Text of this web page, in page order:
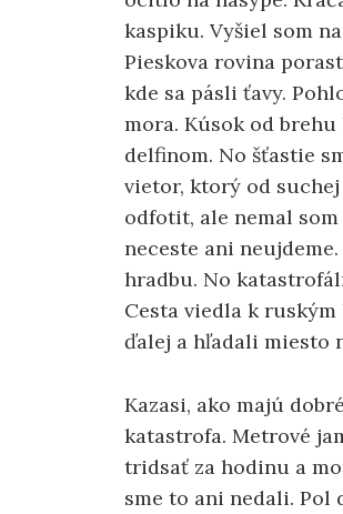
kaspiku. Vyšiel som
Pieskova rovina
kde sa pásli ťavy.
mora. Kúsok od
delfinom. No šťastie
vietor, ktorý od
odfotit, ale nemal
neceste ani
hradbu. No
Cesta viedla k
ďalej a hľadali miesto
Kazasi, ako majú
katastrofa. Metrové
tridsať za hodinu a
sme to ani nedali. Pol